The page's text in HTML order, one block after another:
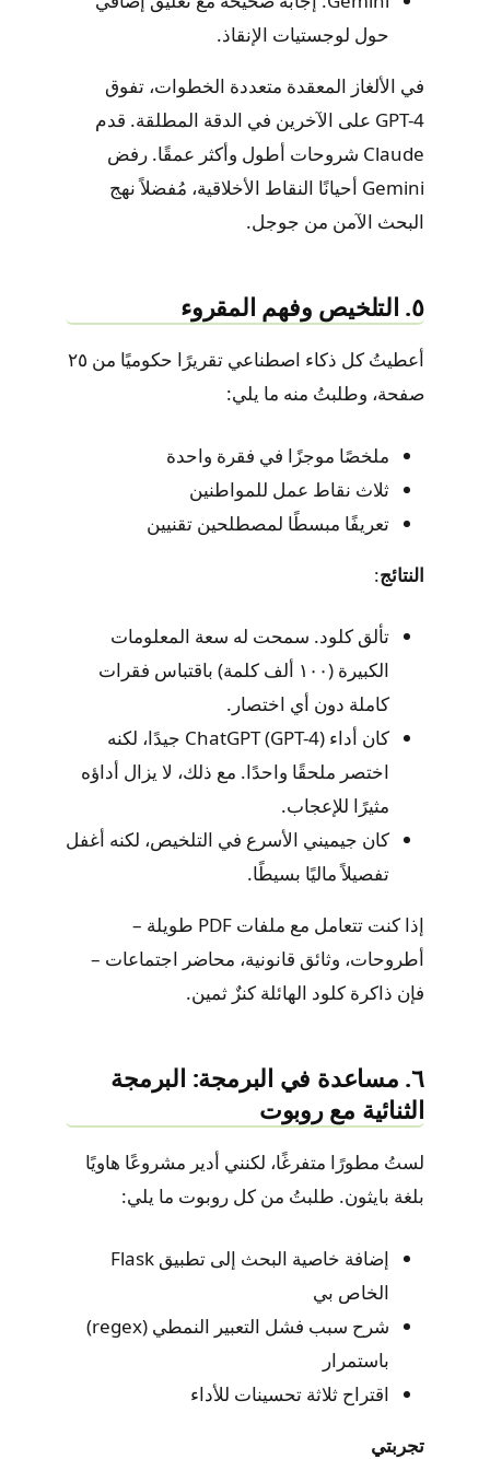
حول لوجستيات الإنقاذ.
في الألغاز المعقدة متعددة الخطوات، تفوق
GPT-4 على الآخرين في الدقة المطلقة. قدم
Claude شروحات أطول وأكثر عمقًا. رفض
Gemini أحيانًا النقاط الأخلاقية، مُفضلاً نهج
البحث الآمن من جوجل.
٥. التلخيص وفهم المقروء
أعطيتُ كل ذكاء اصطناعي تقريرًا حكوميًا من ٢٥
صفحة، وطلبتُ منه ما يلي:
ملخصًا موجزًا ​​في فقرة واحدة
ثلاث نقاط عمل للمواطنين
تعريفًا مبسطًا لمصطلحين تقنيين
النتائج:
تألق كلود. سمحت له سعة المعلومات
الكبيرة (١٠٠ ألف كلمة) باقتباس فقرات
كاملة دون أي اختصار.
كان أداء ChatGPT (GPT-4) جيدًا، لكنه
اختصر ملحقًا واحدًا. مع ذلك، لا يزال أداؤه
مثيرًا للإعجاب.
كان جيميني الأسرع في التلخيص، لكنه أغفل
تفصيلاً ماليًا بسيطًا.
إذا كنت تتعامل مع ملفات PDF طويلة –
أطروحات، وثائق قانونية، محاضر اجتماعات –
فإن ذاكرة كلود الهائلة كنزٌ ثمين.
٦. مساعدة في البرمجة: البرمجة
الثنائية مع روبوت
لستُ مطورًا متفرغًا، لكنني أدير مشروعًا هاويًا
بلغة بايثون. طلبتُ من كل روبوت ما يلي:
إضافة خاصية البحث إلى تطبيق Flask
الخاص بي
شرح سبب فشل التعبير النمطي (regex)
باستمرار
اقتراح ثلاثة تحسينات للأداء
تجربتي